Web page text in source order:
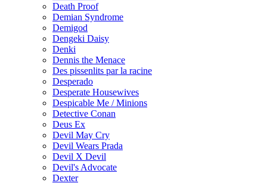
Death Proof
Demian Syndrome
Demigod
Dengeki Daisy
Denki
Dennis the Menace
Des pissenlits par la racine
Desperado
Desperate Housewives
Despicable Me / Minions
Detective Conan
Deus Ex
Devil May Cry
Devil Wears Prada
Devil X Devil
Devil's Advocate
Dexter